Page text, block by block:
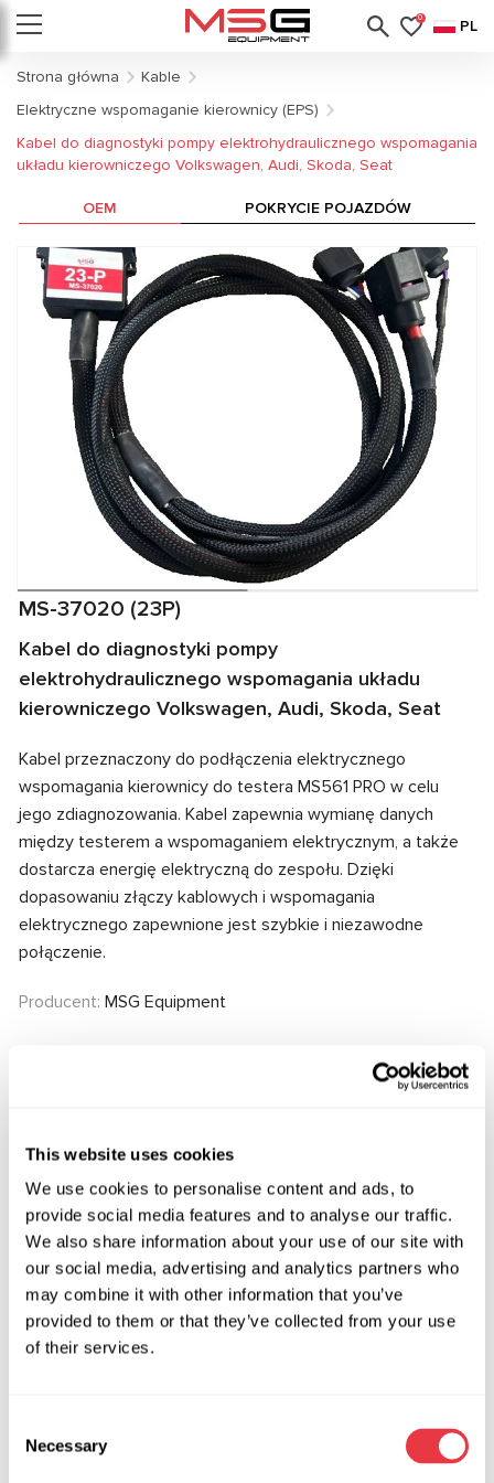
This website uses cookies
We use cookies to personalise content and ads, to
provide social media features and to analyse our traffic.
We also share information about your use of our site with
our social media, advertising and analytics partners who
may combine it with other information that you’ve
provided to them or that they’ve collected from your use
of their services.
Selection
Necessary
0 PL
Strona główna
Kable
Elektryczne wspomaganie kierownicy (EPS)
Kabel do diagnostyki pompy elektrohydraulicznego wspomagania
układu kierowniczego Volkswagen, Audi, Skoda, Seat
MS-37020 (23P)
Kabel do diagnostyki pompy
elektrohydraulicznego wspomagania układu
kierowniczego Volkswagen, Audi, Skoda, Seat
Kabel przeznaczony do podłączenia elektrycznego
wspomagania kierownicy do testera MS561 PRO w celu
jego zdiagnozowania. Kabel zapewnia wymianę danych
między testerem a wspomaganiem elektrycznym, a także
dostarcza energię elektryczną do zespołu. Dzięki
dopasowaniu złączy kablowych i wspomagania
elektrycznego zapewnione jest szybkie i niezawodne
połączenie.
Producent: MSG Equipment
OEM POKRYCIE POJAZDÓW
OEM
MS3702023P, 0036385SX, 04550800, 04550803,
1145100109, 150247, 17BE060SH, 17BE060SV, 17BE062,
27772, 3671534, 500AVLE, 54456, 560004,
5960000001, 6E0423156A, 6Q0423153J, 6Q0423155AB,
6Q0423155AE, 6Q0423155C, 6Q0423155K,
6Q0423156J, 6Q0423156M, 6Q0423156Q, 6Q0423156S,
6Q0423162BX, 6R0423155, 6R0423156, 6R0423156A,